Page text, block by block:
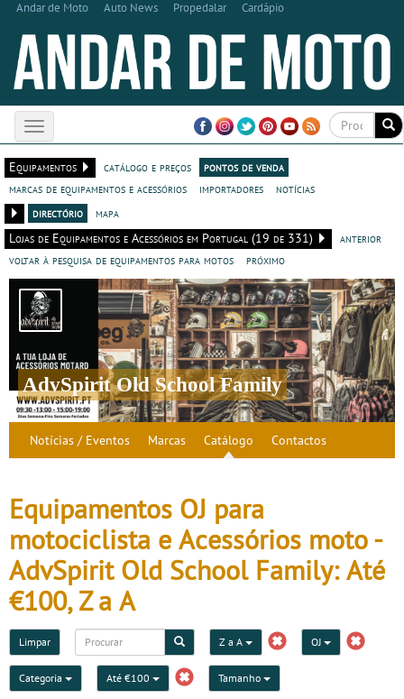
Andar de Moto Auto News Propedalar Cardápio
Toggle
navigation
Equipamentos
catálogo e preços
pontos de venda
marcas de equipamentos e acessórios
importadores
notícias
directório
mapa
Lojas de Equipamentos e Acessórios em Portugal (19 de 331)
anterior
voltar à pesquisa de equipamentos para motos
próximo
AdvSpirit Old School Family
Notícias / Eventos Marcas Catálogo Contactos
Equipamentos OJ para
motociclista e Acessórios moto -
AdvSpirit Old School Family: Até
€100, Z a A
Limpar Z a A OJ
Categoria Até €100 Tamanho